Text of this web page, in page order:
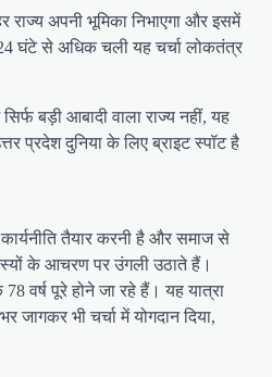
अपनी भूमिका निभाएगा और इसमें
घंटे से अधिक चली यह चर्चा लोकतंत्र
बड़ी आबादी वाला राज्य नहीं, यह
प्रदेश दुनिया के लिए ब्राइट स्पॉट है
तैयार करनी है और समाज से
के आचरण पर उंगली उठाते हैं।
वर्ष पूरे होने जा रहे हैं। यह यात्रा
भी चर्चा में योगदान दिया,